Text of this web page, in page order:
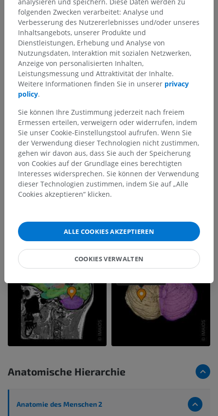
Galerie
Anatomische Hierarchie
Anatomie des Menschen 2
folgenden Zwecken verarbeitet: Analyse und
Verbesserung des Nutzererlebnisses und/oder unseres
Inhaltsangebots, unserer Produkte und
Dienstleistungen, Erhebung und Analyse von
Nutzungsdaten, Interaktion mit sozialen Netzwerken,
Anzeige von personalisierten Inhalten,
Leistungsmessung und Attraktivität der Inhalte.
Weitere Informationen finden Sie in unserer privacy
policy.
Sie können Ihre Zustimmung jederzeit nach freiem
Ermessen erteilen, verweigern oder widerrufen, indem
Sie unser Cookie-Einstellungstool aufrufen. Wenn Sie
der Verwendung dieser Technologien nicht zustimmen,
gehen wir davon aus, dass Sie auch der Speicherung
von Cookies auf der Grundlage eines berechtigten
Interesses widersprechen. Sie können der Verwendung
dieser Technologien zustimmen, indem Sie auf „Alle
Cookies akzeptieren“ klicken.
ALLE COOKIES AKZEPTIEREN
COOKIES VERWALTEN